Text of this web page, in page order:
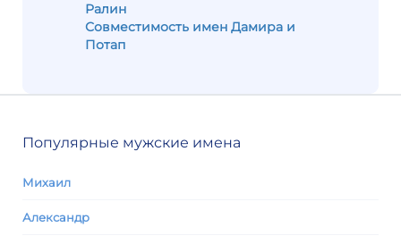
Ралин
Совместимость имен Дамира и
Потап
Популярные мужские имена
Михаил
Александр